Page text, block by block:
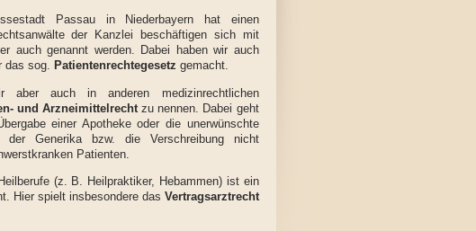
Passau in Niederbayern hat einen
der Kanzlei beschäftigen sich mit
auch genannt werden. Dabei haben wir auch
das sog. Patientenrechtegesetz gemacht.
aber auch in anderen medizinrechtlichen
und Arzneimittelrechtzu nennen. Dabei geht
einer Apotheke oder die unerwünschte
der Generika bzw. die Verschreibung nicht
Patienten.
(z. B. Heilpraktiker, Hebammen) ist ein
Hier spielt insbesondere das Vertragsarztrecht